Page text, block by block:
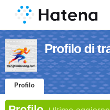
Profilo di
Profilo